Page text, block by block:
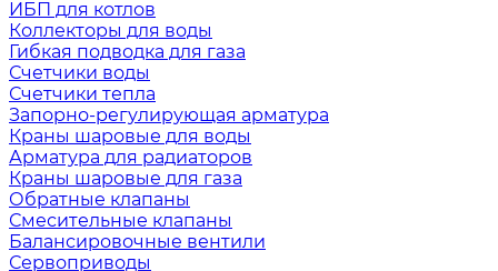
ИБП для котлов
Коллекторы для воды
Гибкая подводка для газа
Счетчики воды
Счетчики тепла
Запорно-регулирующая арматура
Краны шаровые для воды
Арматура для радиаторов
Краны шаровые для газа
Обратные клапаны
Смесительные клапаны
Балансировочные вентили
Сервоприводы